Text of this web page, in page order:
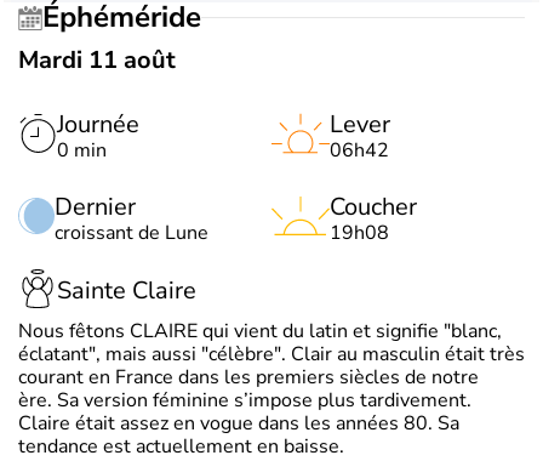
Éphéméride
Mardi 11 août
Journée
0 min
Dernier
croissant de Lune
Lever
06h42
Coucher
19h08
Sainte Claire
Nous fêtons CLAIRE qui vient du latin et signifie "blanc,
éclatant", mais aussi "célèbre". Clair au masculin était très
courant en France dans les premiers siècles de notre
ère. Sa version féminine s’impose plus tardivement.
Claire était assez en vogue dans les années 80. Sa
tendance est actuellement en baisse.